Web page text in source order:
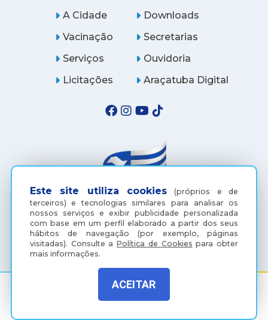
Este site utiliza cookies (próprios e de
terceiros) e tecnologias similares para analisar os
nossos serviços e exibir publicidade personalizada
com base em um perfil elaborado a partir dos seus
hábitos de navegação (por exemplo, páginas
visitadas). Consulte aPolítica de Cookies para obter
mais informações.
ACEITAR
A Cidade
Downloads
Vacinação
Serviços
Licitações
Secretarias
Ouvidoria
Araçatuba Digital
(18) 3607-6500